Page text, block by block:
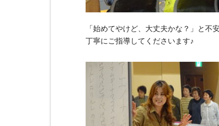
「始めてやけど、大丈夫かな？」と
丁寧にご指導してくださいます♪